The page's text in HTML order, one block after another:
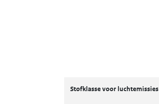
Stofklasse voor luchtemissies